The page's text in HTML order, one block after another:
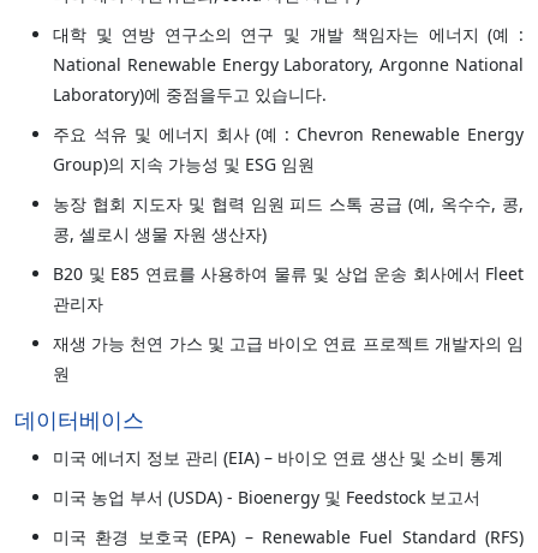
대학 및 연방 연구소의 연구 및 개발 책임자는 에너지 (예 :
National Renewable Energy Laboratory, Argonne National
Laboratory)에 중점을두고 있습니다.
주요 석유 및 에너지 회사 (예 : Chevron Renewable Energy
Group)의 지속 가능성 및 ESG 임원
농장 협회 지도자 및 협력 임원 피드 스톡 공급 (예, 옥수수, 콩,
콩, 셀로시 생물 자원 생산자)
B20 및 E85 연료를 사용하여 물류 및 상업 운송 회사에서 Fleet
관리자
재생 가능 천연 가스 및 고급 바이오 연료 프로젝트 개발자의 임
원
데이터베이스
미국 에너지 정보 관리 (EIA) – 바이오 연료 생산 및 소비 통계
미국 농업 부서 (USDA) - Bioenergy 및 Feedstock 보고서
미국 환경 보호국 (EPA) – Renewable Fuel Standard (RFS)